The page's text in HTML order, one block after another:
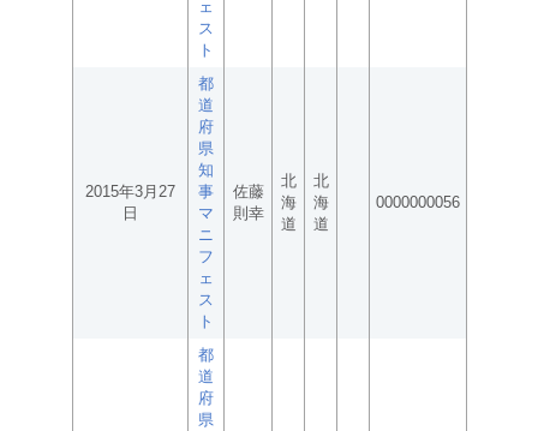
ェ
ス
ト
2015年3月27
日
都
道
府
県
知
事
マ
ニ
フ
ェ
ス
ト
佐藤
則幸
北
海
道
北
海
道
0000000056
都
道
府
県